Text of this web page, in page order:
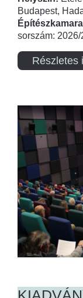
Budapest,
sorszám: 2026/
Részletes